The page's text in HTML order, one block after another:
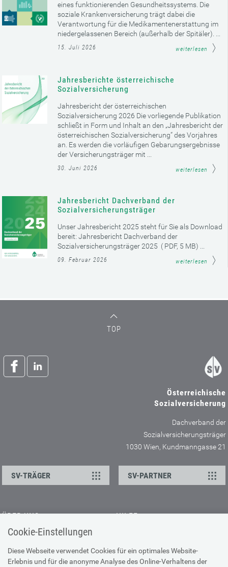
Cookie-Einstellungen
Diese Webseite verwendet Cookies für ein optimales Website-
Erlebnis und für die anonyme Analyse des Online-Verhaltens der
eines funktionierenden Gesundheitssystems. Die
soziale Krankenversicherung trägt dabei die
Verantwortung für die Medikamentenerstattung im
niedergelassenen Bereich (außerhalb der Spitäler). ...
15. Juli 2026 weiterlesen
Jahresberichte österreichische
Sozialversicherung
Jahresbericht der österreichischen
Sozialversicherung 2026 Die vorliegende Publikation
schließt in Form und Inhalt an den „Jahresbericht der
österreichischen Sozialversicherung“ des Vorjahres
an. Es werden die vorläufigen Gebarungsergebnisse
der Versicherungsträger mit ...
30. Juni 2026 weiterlesen
Jahresbericht Dachverband der
Sozialversicherungsträger
Unser Jahresbericht 2025 steht für Sie als Download
bereit: Jahresbericht Dachverband der
Sozialversicherungsträger 2025 ( PDF, 5 MB) ...
09. Februar 2026 weiterlesen
TOP
Österreichische
Sozialversicherung
Dachverband der
Sozialversicherungsträger
1030 Wien, Kundmanngasse 21
SV-TRÄGER SV-PARTNER
ÜBER UNS
Kontakt
Offene Stellen
Presse
HILFE
Browser-Info & Sicherheit
Hilfe zur Suche